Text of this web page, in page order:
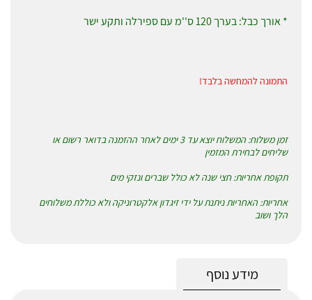
* אורך כבל: בערך 120 ס''מ עם ספירלה ותקע ישר
התמונה להמחשה בלבד!
זמן משלוח: המשלוח יוצא עד 3 ימים לאחר ההזמנה בדואר רשום או
שליחים לבחירת המזמין
תקופת אחריות: חצי שנה לא כולל שברים ונזקי מים
אחריות: האחריות ניתנת על ידי זיגדון אלקטרוניקה ולא כוללת משלוחים
הלך ושוב
מידע נוסף